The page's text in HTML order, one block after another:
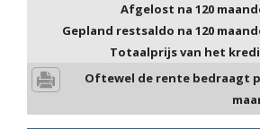
Afgelost na 120
Gepland restsaldo na 120
Totaalprijs van het
Oftewel de rente bedraagt